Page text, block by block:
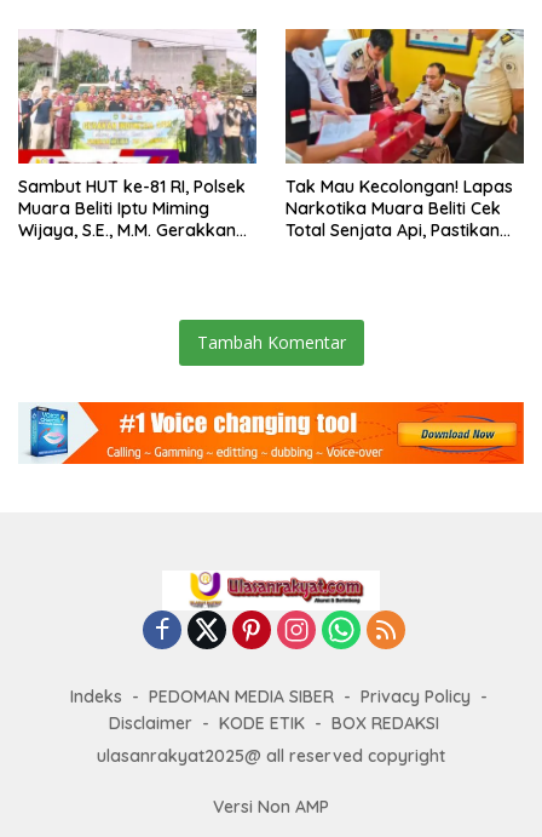
Sambut HUT ke-81 RI, Polsek
Muara Beliti Iptu Miming
Wijaya, S.E., M.M. Gerakkan
Tak Mau Kecolongan! Lapas
Narkotika Muara Beliti Cek
Total Senjata Api, Pastikan
Tambah Komentar
Indeks PEDOMAN MEDIA SIBER
Privacy Policy
Disclaimer
KODE ETIK
BOX REDAKSI
ulasanrakyat2025@ all reserved copyright
Versi Non AMP